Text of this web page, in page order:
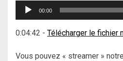
Lecteur
00:00
0:04:42 - Télécharger le fichier
Vous pouvez « streamer »